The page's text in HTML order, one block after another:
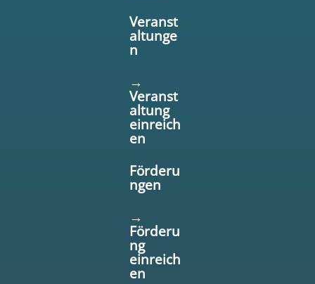
Veranst
altunge
n
→
Veranst
altung
einreich
en
Förderu
ngen
→
Förderu
ng
einreich
en